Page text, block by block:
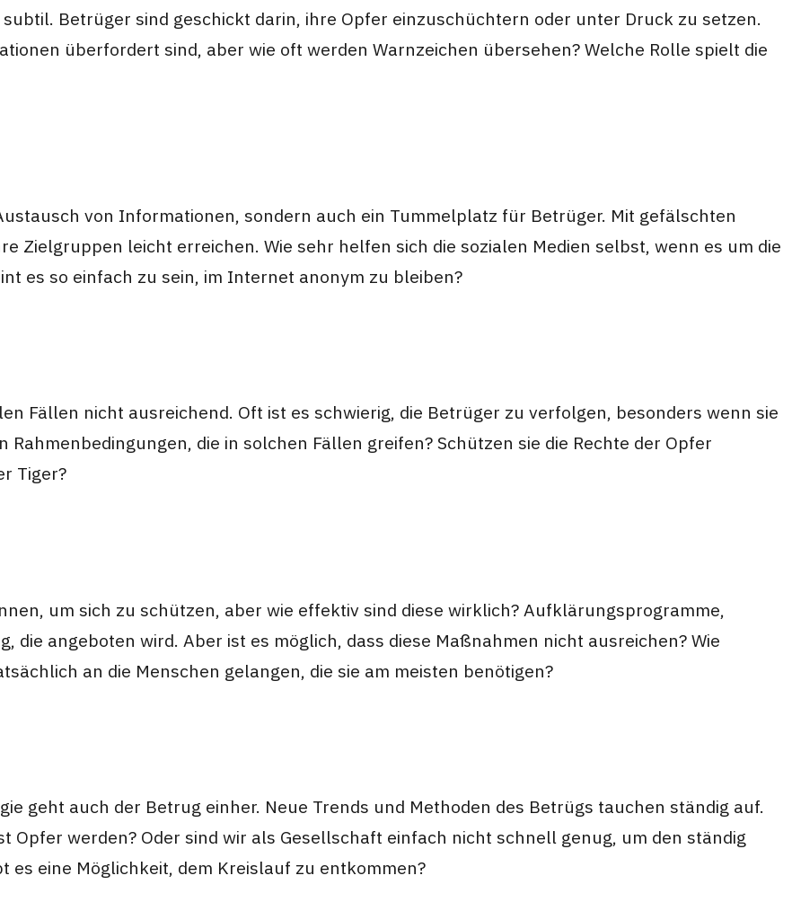
Betrüger sind geschickt darin, ihre Opfer einzuschüchtern oder unter Druck zu setzen.
überfordert sind, aber wie oft werden Warnzeichen übersehen? Welche Rolle spielt die
von Informationen, sondern auch ein Tummelplatz für Betrüger. Mit gefälschten
Zielgruppen leicht erreichen. Wie sehr helfen sich die sozialen Medien selbst, wenn es um die
es so einfach zu sein, im Internet anonym zu bleiben?
Fällen nicht ausreichend. Oft ist es schwierig, die Betrüger zu verfolgen, besonders wenn sie
die in solchen Fällen greifen? Schützen sie die Rechte der Opfer
Tiger?
um sich zu schützen, aber wie effektiv sind diese wirklich? Aufklärungsprogramme,
die angeboten wird. Aber ist es möglich, dass diese Maßnahmen nicht ausreichen? Wie
an die Menschen gelangen, die sie am meisten benötigen?
geht auch der Betrug einher. Neue Trends und Methoden des Betrügs tauchen ständig auf.
Opfer werden? Oder sind wir als Gesellschaft einfach nicht schnell genug, um den ständig
eine Möglichkeit, dem Kreislauf zu entkommen?